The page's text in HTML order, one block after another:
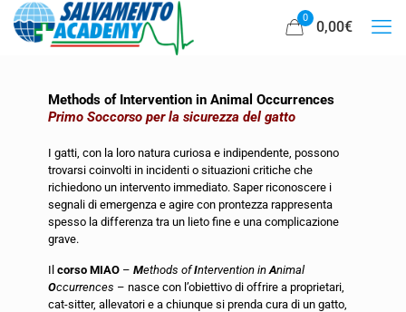
0
0,00€
Methods of Intervention in Animal Occurrences
Primo Soccorso per la sicurezza del gatto
I gatti, con la loro natura curiosa e indipendente, possono
trovarsi coinvolti in incidenti o situazioni critiche che
richiedono un intervento immediato. Saper riconoscere i
segnali di emergenza e agire con prontezza rappresenta
spesso la differenza tra un lieto fine e una complicazione
grave.
Il corso MIAO – Methods ofIntervention inAnimal
Occurrences – nasce con l’obiettivo di offrire a proprietari,
cat-sitter, allevatori e a chiunque si prenda cura di un gatto,